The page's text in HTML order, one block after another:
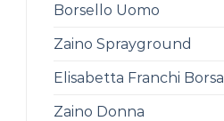
Borsello Uomo
Zaino Sprayground
Elisabetta Franchi Borsa
Zaino Donna